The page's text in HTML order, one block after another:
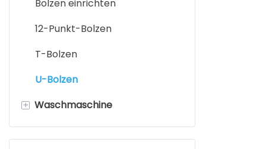
Kontermuttern
Schweißmutter
Vierkantmutter
runde Mutter
Flanschmutter
Bolzen einrichten
12-Punkt-Bolzen
T-Bolzen
U-Bolzen
+ Waschmaschine
Flache Unterlegscheibe